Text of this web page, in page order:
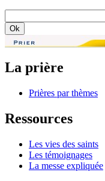
La prière
Prières par thèmes
Ressources
Les vies des saints
Les témoignages
La messe expliquée